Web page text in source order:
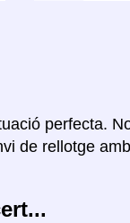
perfecta.
de rellotge